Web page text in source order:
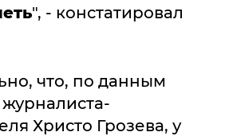
", - констатировал
что, по данным
Христо Грозева, у